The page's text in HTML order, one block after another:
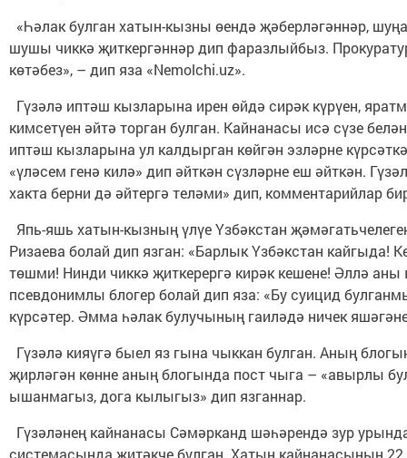
«Һәлак булган хатын-кызны өендә җәберләгәннәр,
шушы чиккә җиткергәннәр дип фаразлыйбыз.
көтәбез», – дип яза «Nemolchi.uz».
Гүзәлә иптәш кызларына ирен өйдә сирәк күрүен,
кимсетүен әйтә торган булган. Кайнанасы исә сүзе
иптәш кызларына ул калдырган көйгән эзләрне
«үләсем генә килә» дип әйткән сүзләрне еш әйткән.
хакта берни дә әйтергә теләми» дип, комментарийлар
Япь-яшь хатын-кызның үлүе Үзбәкстан
Ризаева болай дип язган: «Барлык Үзбәкстан кайгыда!
төшми! Нинди чиккә җиткерергә кирәк кешене! Әллә
псевдонимлы блогер болай дип яза: «Бу суицид
күрсәтер. Әмма һәлак булучының гаиләдә ничек
Гүзәлә кияүгә быел яз гына чыккан булган. Аның
җирләгән көнне аның блогында пост чыга – «авырлы
ышанмагыз, дога кылыгыз» дип язганнар.
Гүзәләнең кайнанасы Сәмәрканд шәһәрендә зур
системасында җитәкче булган. Хатын кайнанасының